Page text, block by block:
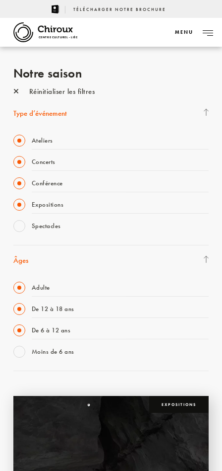
TÉLÉCHARGER NOTRE BROCHURE
CENTRE CULTUREL - LIÈGE
MENU
Notre saison
Réinitialiser les filtres
Type d’événement
Ateliers
Concerts
Conférence
Expositions
Spectacles
Âges
Adulte
De 12 à 18 ans
De 6 à 12 ans
Moins de 6 ans
EXPOSITIONS